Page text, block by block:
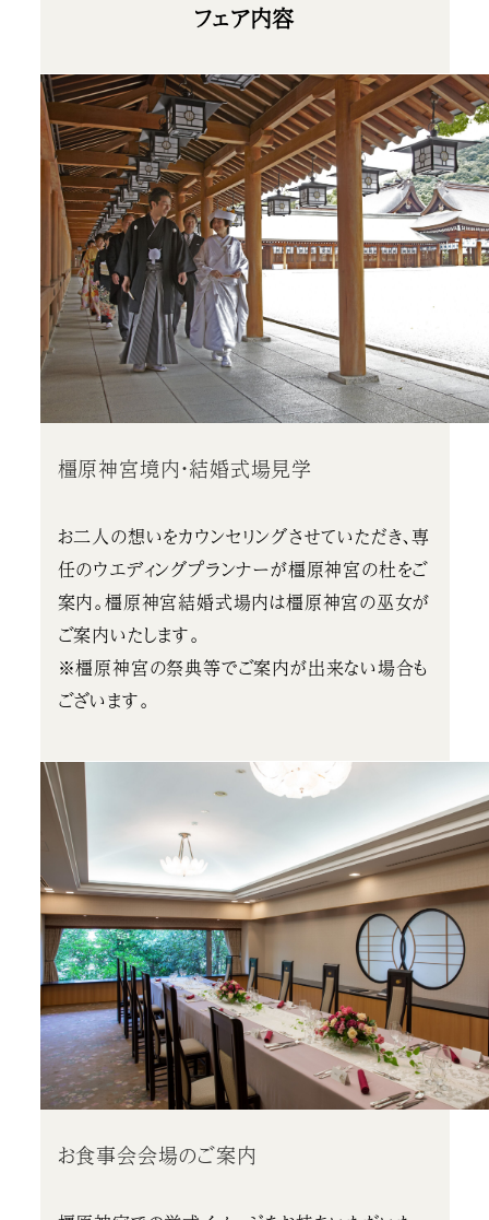
フェア内容
橿原神宮境内・結婚式場見学
お二人の想いをカウンセリングさせていただき、専
任のウエディングプランナーが橿原神宮の杜をご
案内。橿原神宮結婚式場内は橿原神宮の巫女が
ご案内いたします。
※橿原神宮の祭典等でご案内が出来ない場合も
ございます。
お食事会会場のご案内